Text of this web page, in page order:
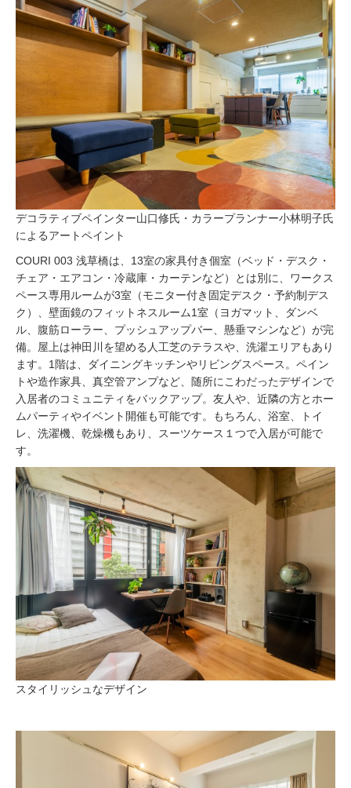
デコラティブペインター山口修氏・カラープランナー小林明子氏
によるアートペイント
COURI 003 浅草橋は、13室の家具付き個室（ベッド・デスク・
チェア・エアコン・冷蔵庫・カーテンなど）とは別に、ワークス
ペース専用ルームが3室（モニター付き固定デスク・予約制デス
ク）、壁面鏡のフィットネスルーム1室（ヨガマット、ダンベ
ル、腹筋ローラー、プッシュアップバー、懸垂マシンなど）が完
備。屋上は神田川を望める人工芝のテラスや、洗濯エリアもあり
ます。1階は、ダイニングキッチンやリビングスペース。ペイン
トや造作家具、真空管アンプなど、随所にこわだったデザインで
入居者のコミュニティをバックアップ。友人や、近隣の方とホー
ムパーティやイベント開催も可能です。もちろん、浴室、トイ
レ、洗濯機、乾燥機もあり、スーツケース１つで入居が可能で
す。
スタイリッシュなデザイン